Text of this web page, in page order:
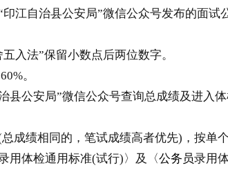
自治县公安局”微信公众号发布的面试公
法”保留小数点后两位数字。
。
公安局”微信公众号查询总成绩及进入体
绩相同的，笔试成绩高者优先)，按单个
用体检通用标准(试行)〉及〈公务员录用